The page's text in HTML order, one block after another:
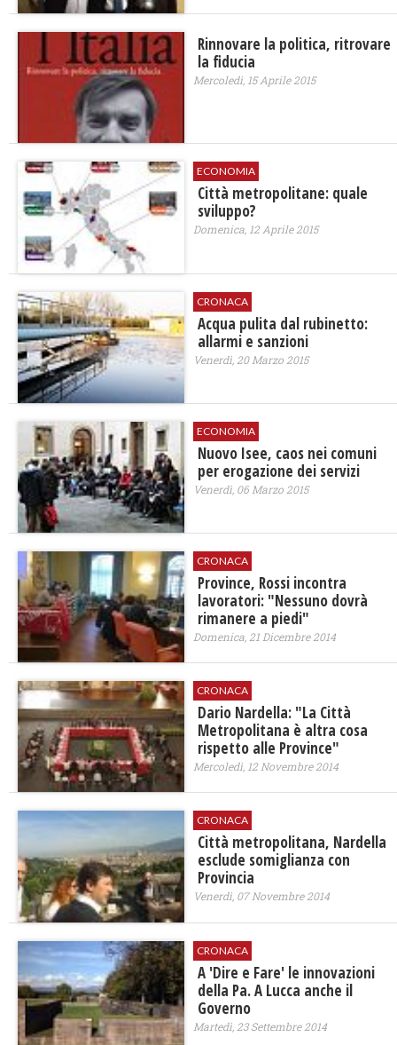
Rinnovare la politica, ritrovare
la fiducia
Mercoledì, 15 Aprile 2015
ECONOMIA
Città metropolitane: quale
sviluppo?
Domenica, 12 Aprile 2015
CRONACA
Acqua pulita dal rubinetto:
allarmi e sanzioni
Venerdì, 20 Marzo 2015
ECONOMIA
Nuovo Isee, caos nei comuni
per erogazione dei servizi
Venerdì, 06 Marzo 2015
CRONACA
Province, Rossi incontra
lavoratori: "Nessuno dovrà
rimanere a piedi"
Domenica, 21 Dicembre 2014
CRONACA
Dario Nardella: "La Città
Metropolitana è altra cosa
rispetto alle Province"
Mercoledì, 12 Novembre 2014
CRONACA
​Città metropolitana, Nardella
esclude somiglianza con
Provincia
Venerdì, 07 Novembre 2014
CRONACA
A 'Dire e Fare' le innovazioni
della Pa. A Lucca anche il
Governo
Martedì, 23 Settembre 2014